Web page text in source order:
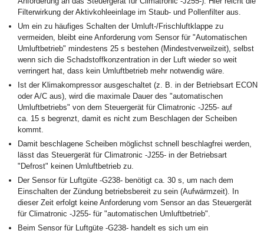
Filterwirkung der Aktivkohleeinlage im Staub- und Pollenfilter aus.
Um ein zu häufiges Schalten der Umluft-/Frischluftklappe zu
vermeiden, bleibt eine Anforderung vom Sensor für "Automatischen
Umluftbetrieb" mindestens 25 s bestehen (Mindestverweilzeit), selbst
wenn sich die Schadstoffkonzentration in der Luft wieder so weit
verringert hat, dass kein Umluftbetrieb mehr notwendig wäre.
Ist der Klimakompressor ausgeschaltet (z. B. in der Betriebsart ECON
oder A/C aus), wird die maximale Dauer des "automatischen
Umluftbetriebs" von dem Steuergerät für Climatronic -J255- auf
ca. 15 s begrenzt, damit es nicht zum Beschlagen der Scheiben
kommt.
Damit beschlagene Scheiben möglichst schnell beschlagfrei werden,
lässt das Steuergerät für Climatronic -J255- in der Betriebsart
"Defrost" keinen Umluftbetrieb zu.
Der Sensor für Luftgüte -G238- benötigt ca. 30 s, um nach dem
Einschalten der Zündung betriebsbereit zu sein (Aufwärmzeit). In
dieser Zeit erfolgt keine Anforderung vom Sensor an das Steuergerät
für Climatronic -J255- für "automatischen Umluftbetrieb".
Beim Sensor für Luftgüte -G238- handelt es sich um ein